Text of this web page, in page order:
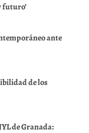
futuro’
ante
de los
de Granada: